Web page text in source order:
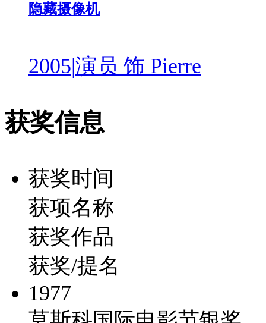
隐藏摄像机
2005|演员 饰 Pierre
获奖信息
获奖时间
获项名称
获奖作品
获奖/提名
1977